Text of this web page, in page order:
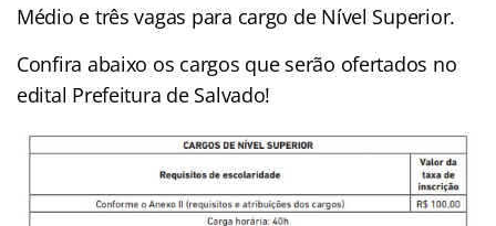
Médio e três vagas para cargo de Nível Superior.
Confira abaixo os cargos que serão ofertados no
edital Prefeitura de Salvado!